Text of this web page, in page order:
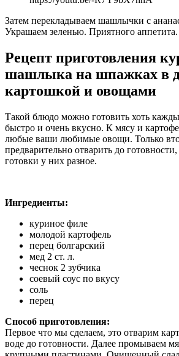
Затем перекладываем шашлычки с
Украшаем зеленью. Приятного аппетита.
Рецепт приготовления
шашлыка на шпажках в
картошкой и овощами
Такой блюдо можно готовить хоть
быстро и очень вкусно. К мясу и
любые ваши любимые овощи. Только
предварительно отварить до
готовки у них разное.
Ингредиенты:
куриное филе
молодой картофель
перец болгарский
мед 2 ст. л.
чеснок 2 зубчика
соевый соус по вкусу
соль
перец
Способ приготовления:
Первое что мы сделаем, это отварим
воде до готовности. Далее промываем